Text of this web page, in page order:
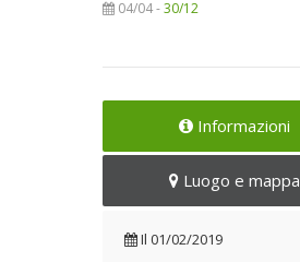
04/04 -30/12
Informazioni
Luogo e mappa
Il 01/02/2019